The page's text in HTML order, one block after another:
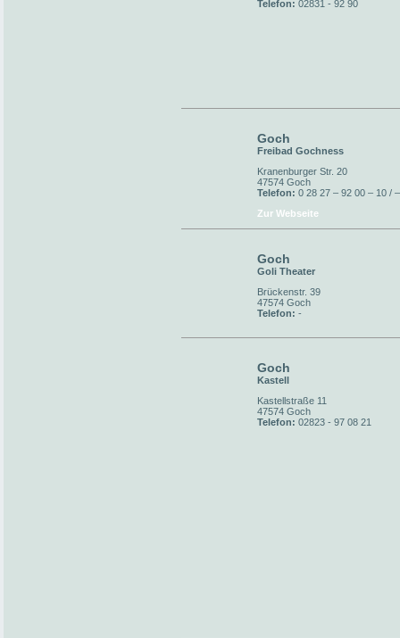
Telefon: 02831 - 92 90
Goch
Freibad Gochness
Kranenburger Str. 20
47574 Goch
Telefon: 0 28 27 – 92 00 – 10 /
Zur Webseite
Goch
Goli Theater
Brückenstr. 39
47574 Goch
Telefon: -
Goch
Kastell
Kastellstraße 11
47574 Goch
Telefon: 02823 - 97 08 21